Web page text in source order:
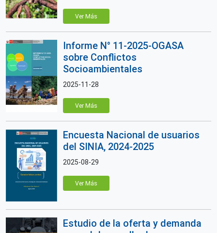
Ver Más
Informe N° 11-2025-OGASA
sobre Conflictos
Socioambientales
2025-11-28
Ver Más
Encuesta Nacional de usuarios
del SINIA, 2024-2025
2025-08-29
Ver Más
Estudio de la oferta y demanda